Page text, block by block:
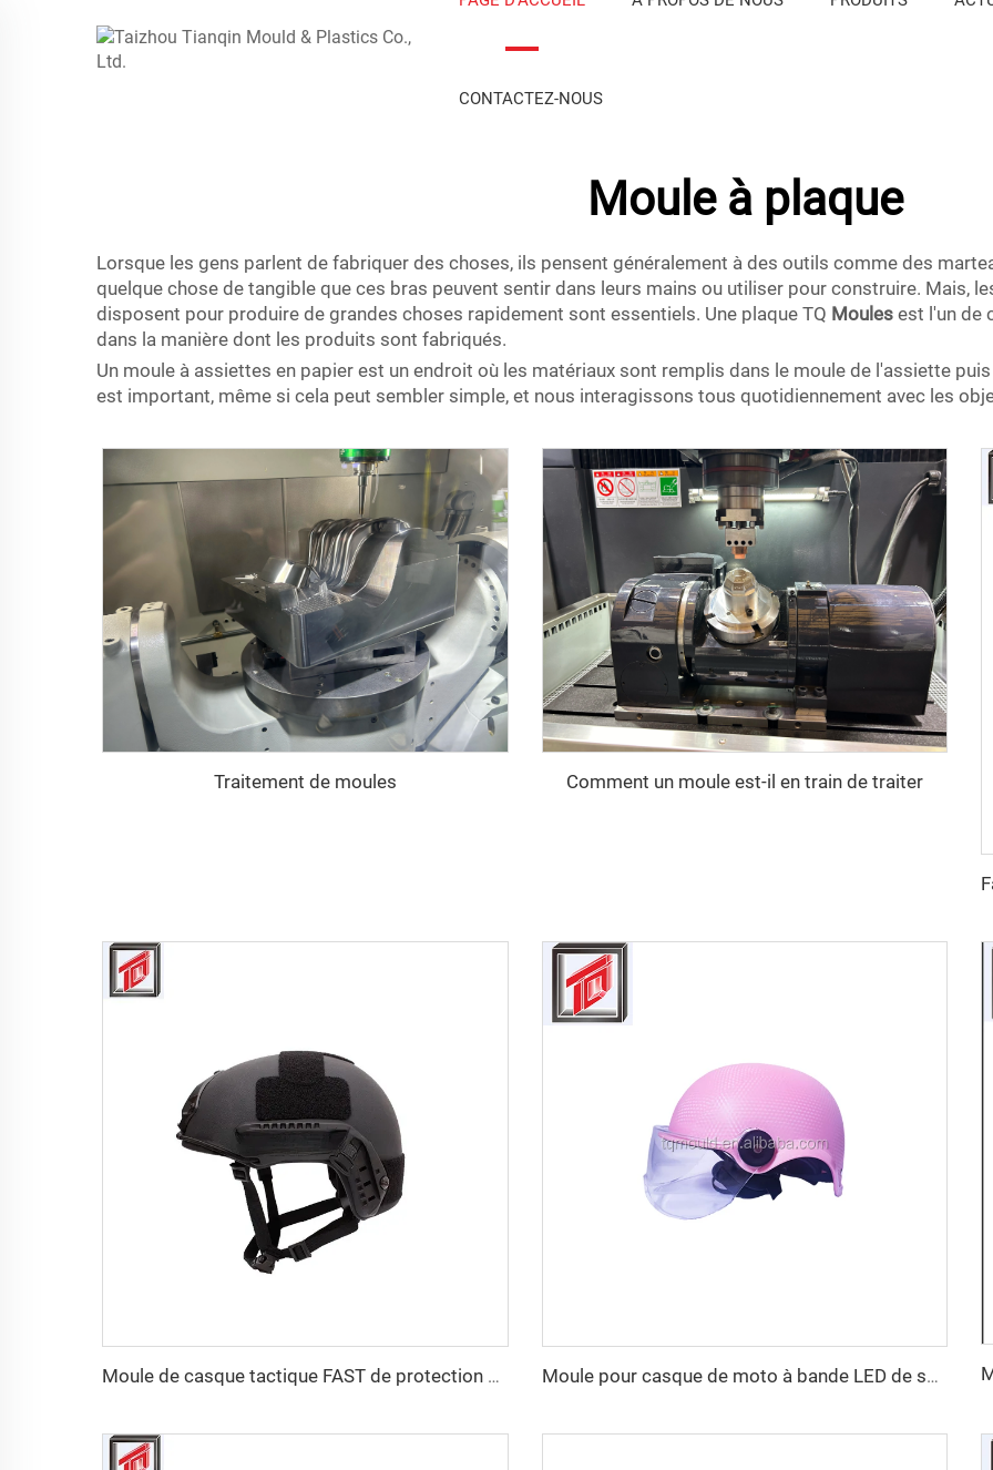
CONTACTEZ-NOUS
Moule à plaque
Lorsque les gens parlent de fabriquer des choses, ils pensent généralement à des outils comme des
quelque chose de tangible que ces bras peuvent sentir dans leurs mains ou utiliser pour construire. Mais,
disposent pour produire de grandes choses rapidement sont essentiels. Une plaque TQ Moules est l'un de
dans la manière dont les produits sont fabriqués.
Un moule à assiettes en papier est un endroit où les matériaux sont remplis dans le moule de l'assiette
est important, même si cela peut sembler simple, et nous interagissons tous quotidiennement avec les
Traitement de moules Comment un moule est-il en train de traiter
Moule de casque tactique FAST de protection personnelle en PE et aramide de haute résistance, personnalisé en gros, double sécurité Moule pour casque de moto à bande LED de sécurité